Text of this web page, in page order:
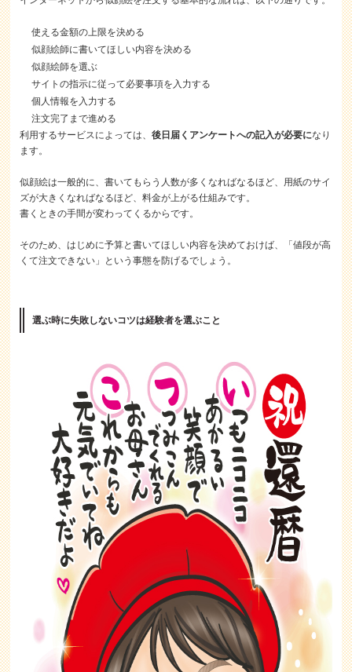
使える金額の上限を決める
似顔絵師に書いてほしい内容を決める
似顔絵師を選ぶ
サイトの指示に従って必要事項を入力する
個人情報を入力する
注文完了まで進める
利用するサービスによっては、後日届くアンケートへの記入が必要になり
ます。
似顔絵は一般的に、書いてもらう人数が多くなればなるほど、用紙のサイ
ズが大きくなればなるほど、料金が上がる仕組みです。
書くときの手間が変わってくるからです。
そのため、はじめに予算と書いてほしい内容を決めておけば、「値段が高
くて注文できない」という事態を防げるでしょう。
選ぶ時に失敗しないコツは経験者を選ぶこと